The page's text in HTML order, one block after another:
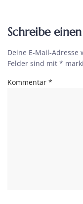
Schreibe
Deine E-Mail-
Felder sind mit *
Kommentar *